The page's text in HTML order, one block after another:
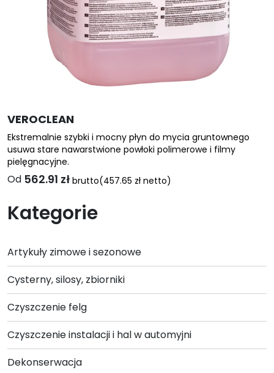
Kategorie
Artykuły zimowe i sezonowe
Cysterny, silosy, zbiorniki
Czyszczenie felg
Czyszczenie instalacji i hal w automyjni
Dekonserwacja
VEROCLEAN
Ekstremalnie szybki i mocny płyn do mycia gruntownego
usuwa stare nawarstwione powłoki polimerowe i filmy
pielęgnacyjne.
Od 562.91 zł brutto(457.65 zł netto)
wariantów.
stronie
produktu